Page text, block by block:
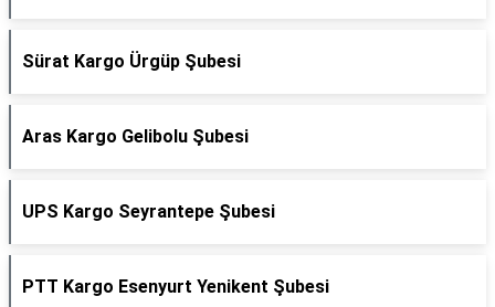
Sürat Kargo Ürgüp Şubesi
Aras Kargo Gelibolu Şubesi
UPS Kargo Seyrantepe Şubesi
PTT Kargo Esenyurt Yenikent Şubesi